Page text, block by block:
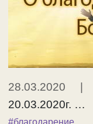
28.03.2020
20.03.2020г. …